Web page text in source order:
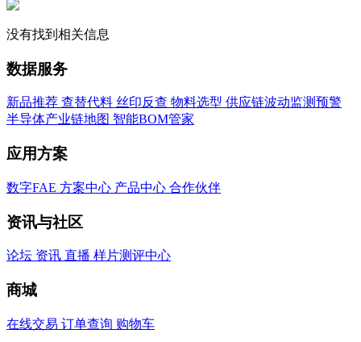
没有找到相关信息
数据服务
新品推荐 查替代料 丝印反查 物料选型 供应链波动监测预警
半导体产业链地图 智能BOM管家
应用方案
数字FAE 方案中心 产品中心 合作伙伴
资讯与社区
论坛 资讯 直播 样片测评中心
商城
在线交易 订单查询 购物车